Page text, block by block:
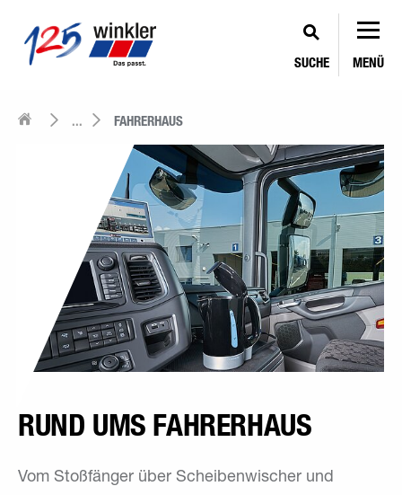
SUCHE MENÜ
... FAHRERHAUS
RUND UMS FAHRERHAUS
Vom Stoßfänger über Scheibenwischer und